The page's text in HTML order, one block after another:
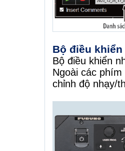
Bộ điều
Bộ điều khiển
Ngoài các
chỉnh độ nhạy/